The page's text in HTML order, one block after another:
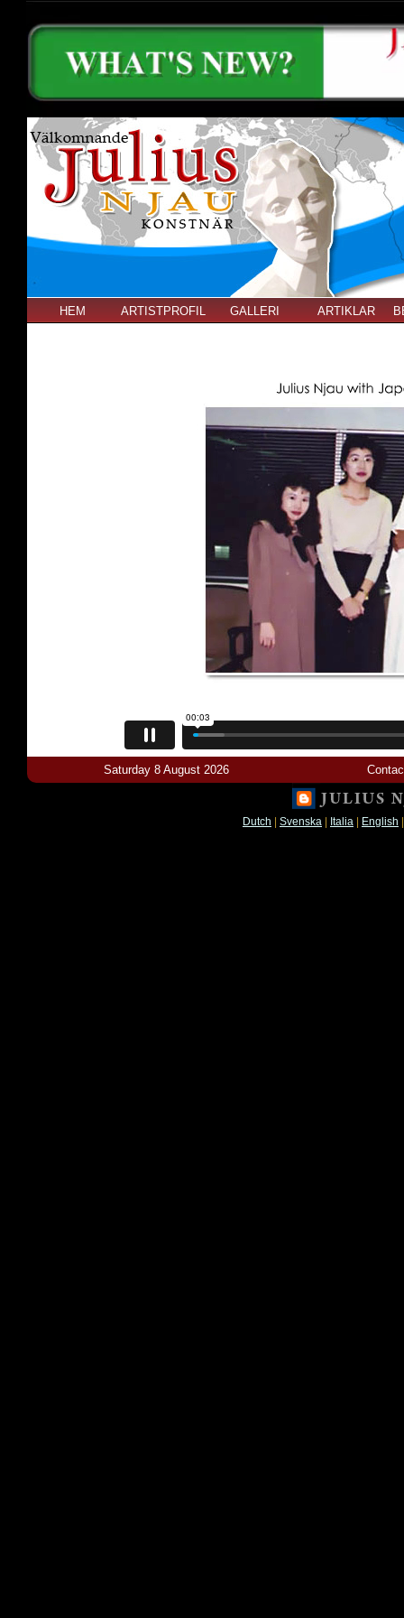
HEM ARTISTPROFIL GALLERI ARTIKLAR
Saturday 8 August 2026
Dutch Svenska Italia English